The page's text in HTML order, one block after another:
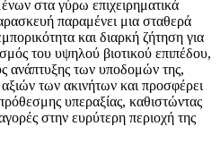
στα γύρω επιχειρηματικά
παραμένει μια σταθερά
και διαρκή ζήτηση για
του υψηλού βιοτικού επιπέδου,
ανάπτυξης των υποδομών της,
των ακινήτων και προσφέρει
υπεραξίας, καθιστώντας
στην ευρύτερη περιοχή της